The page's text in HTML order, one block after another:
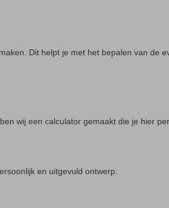
Dit helpt je met het bepalen van de
wij een calculator gemaakt die je hier
en uitgevuld ontwerp.